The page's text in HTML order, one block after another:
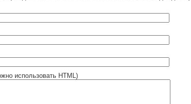
использовать HTML)